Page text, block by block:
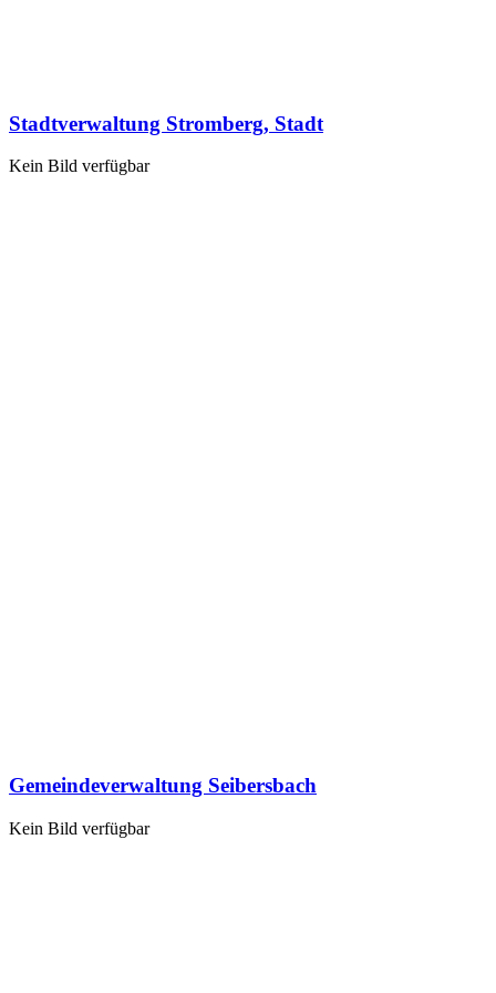
Stadtverwaltung Stromberg, Stadt
Kein Bild verfügbar
Gemeindeverwaltung Seibersbach
Kein Bild verfügbar